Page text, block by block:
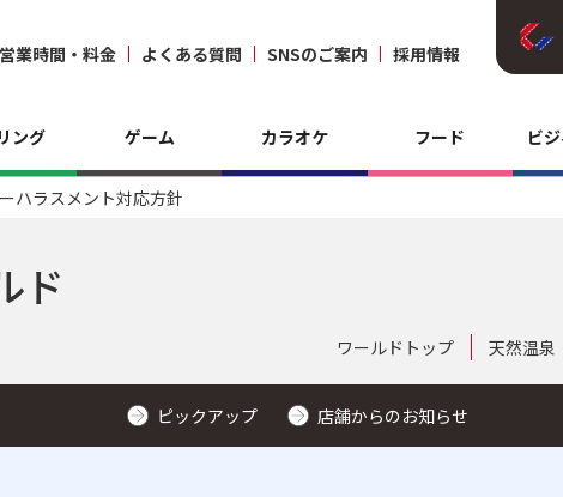
営業時間・料金 よくある質問 SNSのご案内 採用情報
ング ゲーム カラオケ フード ビ
ハラスメント対応方針
ド
ワールドトップ 天然温泉
ピックアップ 店舗からのお知らせ